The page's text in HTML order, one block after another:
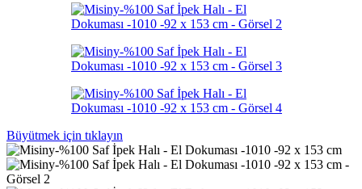
Büyütmek için tıklayın